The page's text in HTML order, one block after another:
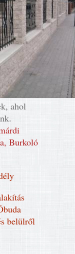
ahol
Burkoló
belülről